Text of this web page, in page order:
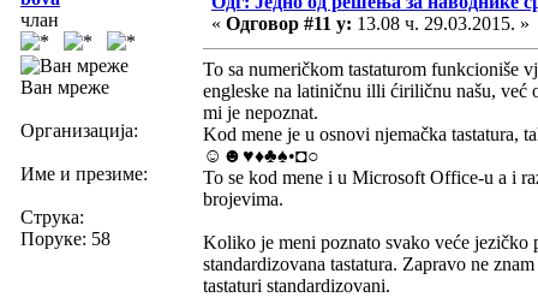
члан
Ван мреже
Организација:
Име и презиме:
Струка:
Поруке: 58
« Одговор #11 у: 13.08 ч. 29.03.2015. »
To sa numeričkom tastaturom funkcioniše
engleske na latiničnu illi ćiriličnu našu, već
mi je nepoznat.
Kod mene je u osnovi njemačka tastatura,
☺☻♥♦♣♠•◘○
To se kod mene i u Microsoft Office-u a i
brojevima.
Koliko je meni poznato svako veće jezičko
standardizovana tastatura. Zapravo ne
tastaturi standardizovani.